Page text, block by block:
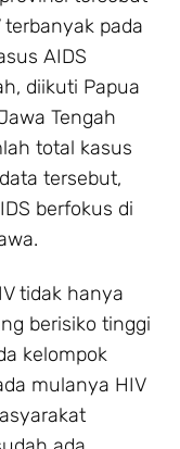
pada
AIDS
diikuti Papua
Tengah
total kasus
tersebut,
berfokus di
tidak hanya
berisiko tinggi
kelompok
mulanya HIV